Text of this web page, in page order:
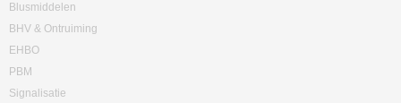
Blusmiddelen
BHV & Ontruiming
EHBO
PBM
Signalisatie